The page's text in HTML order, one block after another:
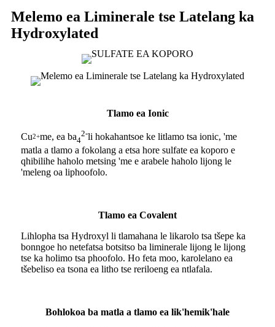
Melemo ea Liminerale tse Latelang ka
Hydroxylated
Tlamo ea Ionic
Cu2+me, ea ba4
2-li hokahantsoe ke litlamo tsa ionic, 'me
matla a tlamo a fokolang a etsa hore sulfate ea koporo e
qhibilihe haholo metsing 'me e arabele haholo lijong le
'meleng oa liphoofolo.
Tlamo ea Covalent
Lihlopha tsa Hydroxyl li tlamahana le likarolo tsa tšepe ka
bonngoe ho netefatsa botsitso ba liminerale lijong le lijong
tse ka holimo tsa phoofolo. Ho feta moo, karolelano ea
tšebeliso ea tsona ea litho tse reriloeng ea ntlafala.
Bohlokoa ba matla a tlamo ea lik'hemik'hale